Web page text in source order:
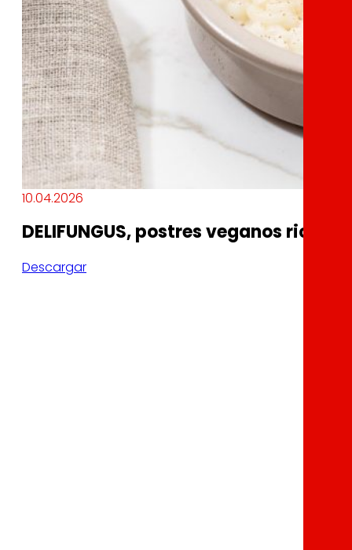
10.04.2026
DELIFUNGUS, postres veganos ricos
Descargar